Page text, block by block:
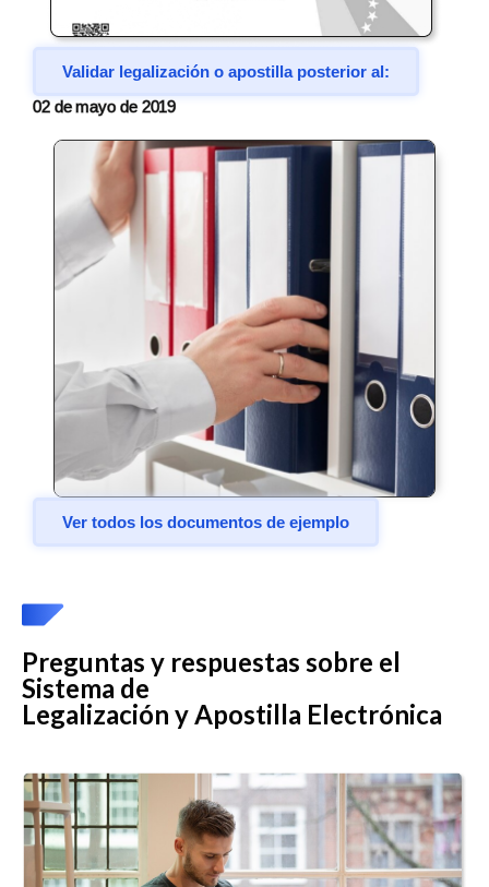
Validar legalización o apostilla posterior al:
02 de mayo de 2019
Ver todos los documentos de ejemplo
Preguntas y respuestas sobre el
Sistema de
Legalización y Apostilla Electrónica